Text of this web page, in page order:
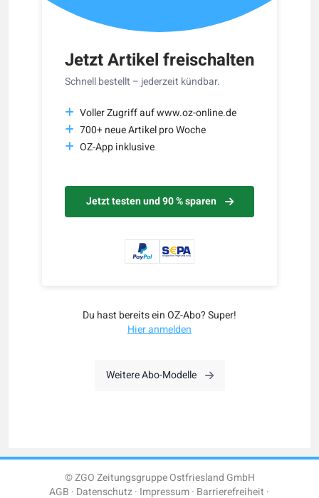
Jetzt Artikel freischalten
Schnell bestellt – jederzeit kündbar.
Voller Zugriff auf www.oz-online.de
700+ neue Artikel pro Woche
OZ-App inklusive
Jetzt testen und 90 % sparen
Du hast bereits ein OZ-Abo? Super!
Hier anmelden
Weitere Abo-Modelle
© ZGO Zeitungsgruppe Ostfriesland GmbH
AGB Datenschutz Impressum Barrierefreiheit